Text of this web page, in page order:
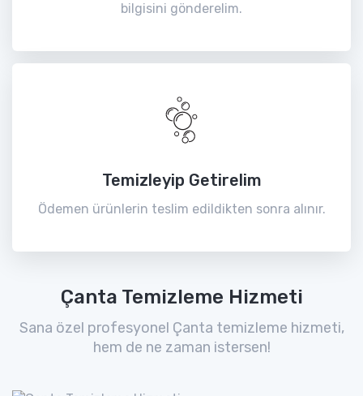
bilgisini gönderelim.
Temizleyip Getirelim
Ödemen ürünlerin teslim edildikten sonra alınır.
Çanta Temizleme Hizmeti
Sana özel profesyonel Çanta temizleme hizmeti,
hem de ne zaman istersen!